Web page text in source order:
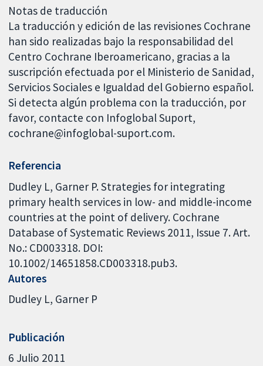
Notas de traducción
La traducción y edición de las revisiones Cochrane
han sido realizadas bajo la responsabilidad del
Centro Cochrane Iberoamericano, gracias a la
suscripción efectuada por el Ministerio de Sanidad,
Servicios Sociales e Igualdad del Gobierno español.
Si detecta algún problema con la traducción, por
favor, contacte con Infoglobal Suport,
cochrane@infoglobal-suport.com.
Referencia
Dudley L, Garner P. Strategies for integrating
primary health services in low- and middle-income
countries at the point of delivery. Cochrane
Database of Systematic Reviews 2011, Issue 7. Art.
No.: CD003318. DOI:
10.1002/14651858.CD003318.pub3.
Autores
Dudley L Garner P
Publicación
6 Julio 2011